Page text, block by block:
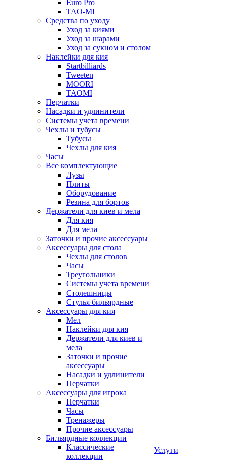
Euro Pro
TAO-MI
Средства по уходу
Уход за киями
Уход за шарами
Уход за сукном и столом
Наклейки для кия
Startbilliards
Tweeten
MOORI
TAOMI
Перчатки
Насадки и удлинители
Системы учета времени
Чехлы и тубусы
Тубусы
Чехлы для кия
Часы
Все комплектующие
Лузы
Плиты
Оборудование
Резина для бортов
Держатели для киев и мела
Для кия
Для мела
Заточки и прочие аксессуары
Аксессуары для стола
Чехлы для столов
Часы
Треугольники
Системы учета времени
Столешницы
Стулья бильярдные
Аксессуары для кия
Мел
Наклейки для кия
Держатели для киев и
мела
Заточки и прочие
аксессуары
Насадки и удлинители
Перчатки
Аксессуары для игрока
Перчатки
Часы
Тренажеры
Прочие аксессуары
Бильярдные коллекции
Классические
коллекции
Услуги